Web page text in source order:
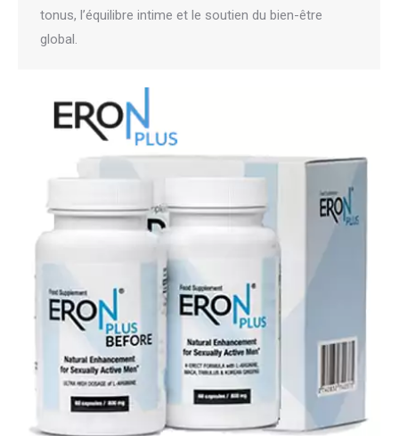
tonus, l’équilibre intime et le soutien du bien-être
global.